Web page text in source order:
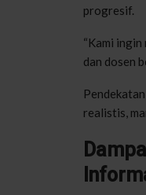
progresif.
“Kami
dan dosen
realistis,